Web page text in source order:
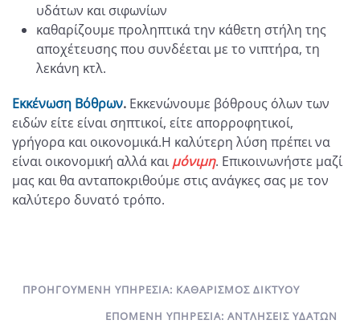
υδάτων και σιφωνίων
καθαρίζουμε προληπτικά την κάθετη στήλη της
αποχέτευσης που συνδέεται με το νιπτήρα, τη
λεκάνη κτλ.
Εκκένωση Βόθρων. Εκκενώνουμε βόθρους όλων των
ειδών είτε είναι σηπτικοί, είτε απορροφητικοί,
γρήγορα και οικονομικά.Η καλύτερη λύση πρέπει να
είναι οικονομική αλλά και μόνιμη. Επικοινωνήστε μαζί
μας και θα ανταποκριθούμε στις ανάγκες σας με τον
καλύτερο δυνατό τρόπο.
ΠΡΟΗΓΟΎΜΕΝΗ ΥΠΗΡΕΣΊΑ: ΚΑΘΑΡΙΣΜΌΣ ΔΙΚΤΎΟΥ
ΕΠΌΜΕΝΗ ΥΠΗΡΕΣΊΑ: ΑΝΤΛΉΣΕΙΣ ΥΔΆΤΩΝ